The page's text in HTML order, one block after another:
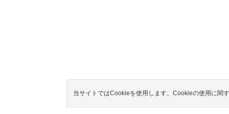
当サイトではCookieを使用します。Cookieの使用に関